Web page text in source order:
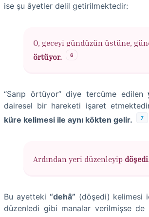
ise şu âyetler delil getirilmektedir:
O, geceyi gündüzün üstüne,
örtüyor.
6
“Sarıp örtüyor” diye tercüme edilen
dairesel bir hareketi işaret
küre kelimesi ile aynı kökten gelir.
7
Ardından yeri düzenleyip döşedi.
Bu ayetteki “dehâ” (döşedi) kelimesi
düzenledi gibi manalar verilmişse de